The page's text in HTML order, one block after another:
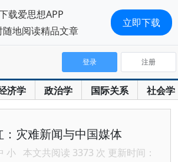
济学 政治学 国际关系 社会学
登录 注册
：灾难新闻与中国媒体
小 本文共阅读 3373 次 更新时间：
载爱思想APP
随地阅读精品文章
立即下载